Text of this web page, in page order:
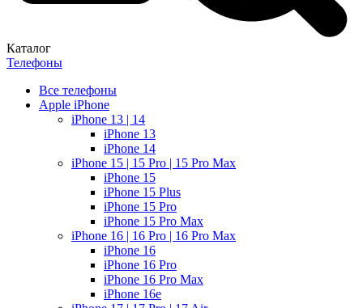
Каталог
Телефоны
Все телефоны
Apple iPhone
iPhone 13 | 14
iPhone 13
iPhone 14
iPhone 15 | 15 Pro | 15 Pro Max
iPhone 15
iPhone 15 Plus
iPhone 15 Pro
iPhone 15 Pro Max
iPhone 16 | 16 Pro | 16 Pro Max
iPhone 16
iPhone 16 Pro
iPhone 16 Pro Max
iPhone 16e